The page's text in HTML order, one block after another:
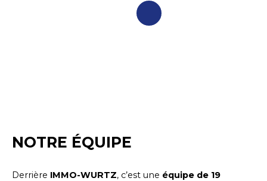
NOTRE ÉQUIPE
Derrière IMMO-WURTZ, c’est une équipe de 19